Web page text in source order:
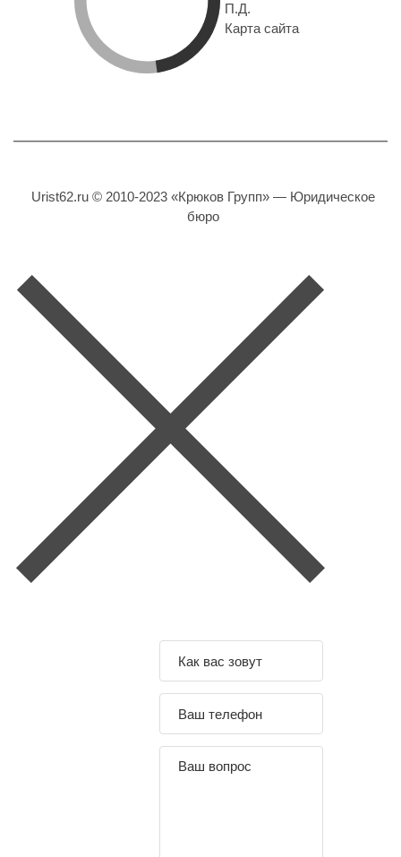
П.Д.
Карта сайта
Urist62.ru © 2010-2023 «Крюков Групп» — Юридическое
бюро